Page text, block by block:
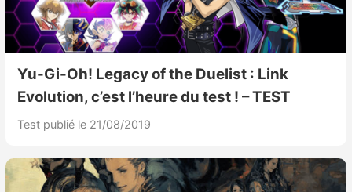
Yu-Gi-Oh! Legacy of the Duelist : Link
Evolution, c’est l’heure du test ! – TEST
Test publié le 21/08/2019